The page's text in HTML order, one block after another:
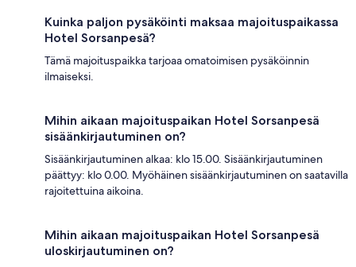
Kuinka paljon pysäköinti maksaa majoituspaikassa
Hotel Sorsanpesä?
Tämä majoituspaikka tarjoaa omatoimisen pysäköinnin
ilmaiseksi.
Mihin aikaan majoituspaikan Hotel Sorsanpesä
sisäänkirjautuminen on?
Sisäänkirjautuminen alkaa: klo 15.00. Sisäänkirjautuminen
päättyy: klo 0.00. Myöhäinen sisäänkirjautuminen on saatavilla
rajoitettuina aikoina.
Mihin aikaan majoituspaikan Hotel Sorsanpesä
uloskirjautuminen on?